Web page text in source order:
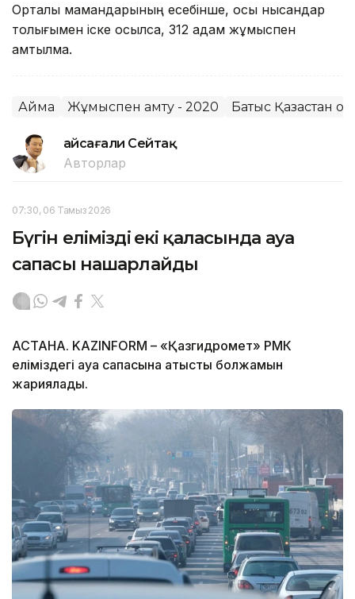
Орталық мамандарының есебінше, осы нысандар
толығымен іске қосылса, 312 адам жұмыспен
қамтылмақ.
Аймақ Жұмыспен қамту - 2020 Батыс Қазақстан
Ғайсағали Сейтақ
Авторлар
07:30, 06 Тамыз 2026
Бүгін еліміздің екі қаласында ауа
сапасы нашарлайды
АСТАНА. KAZINFORM – «Қазгидромет» РМК
еліміздегі ауа сапасына қатысты болжамын
жариялады.